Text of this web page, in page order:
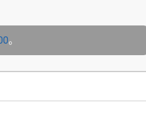
。